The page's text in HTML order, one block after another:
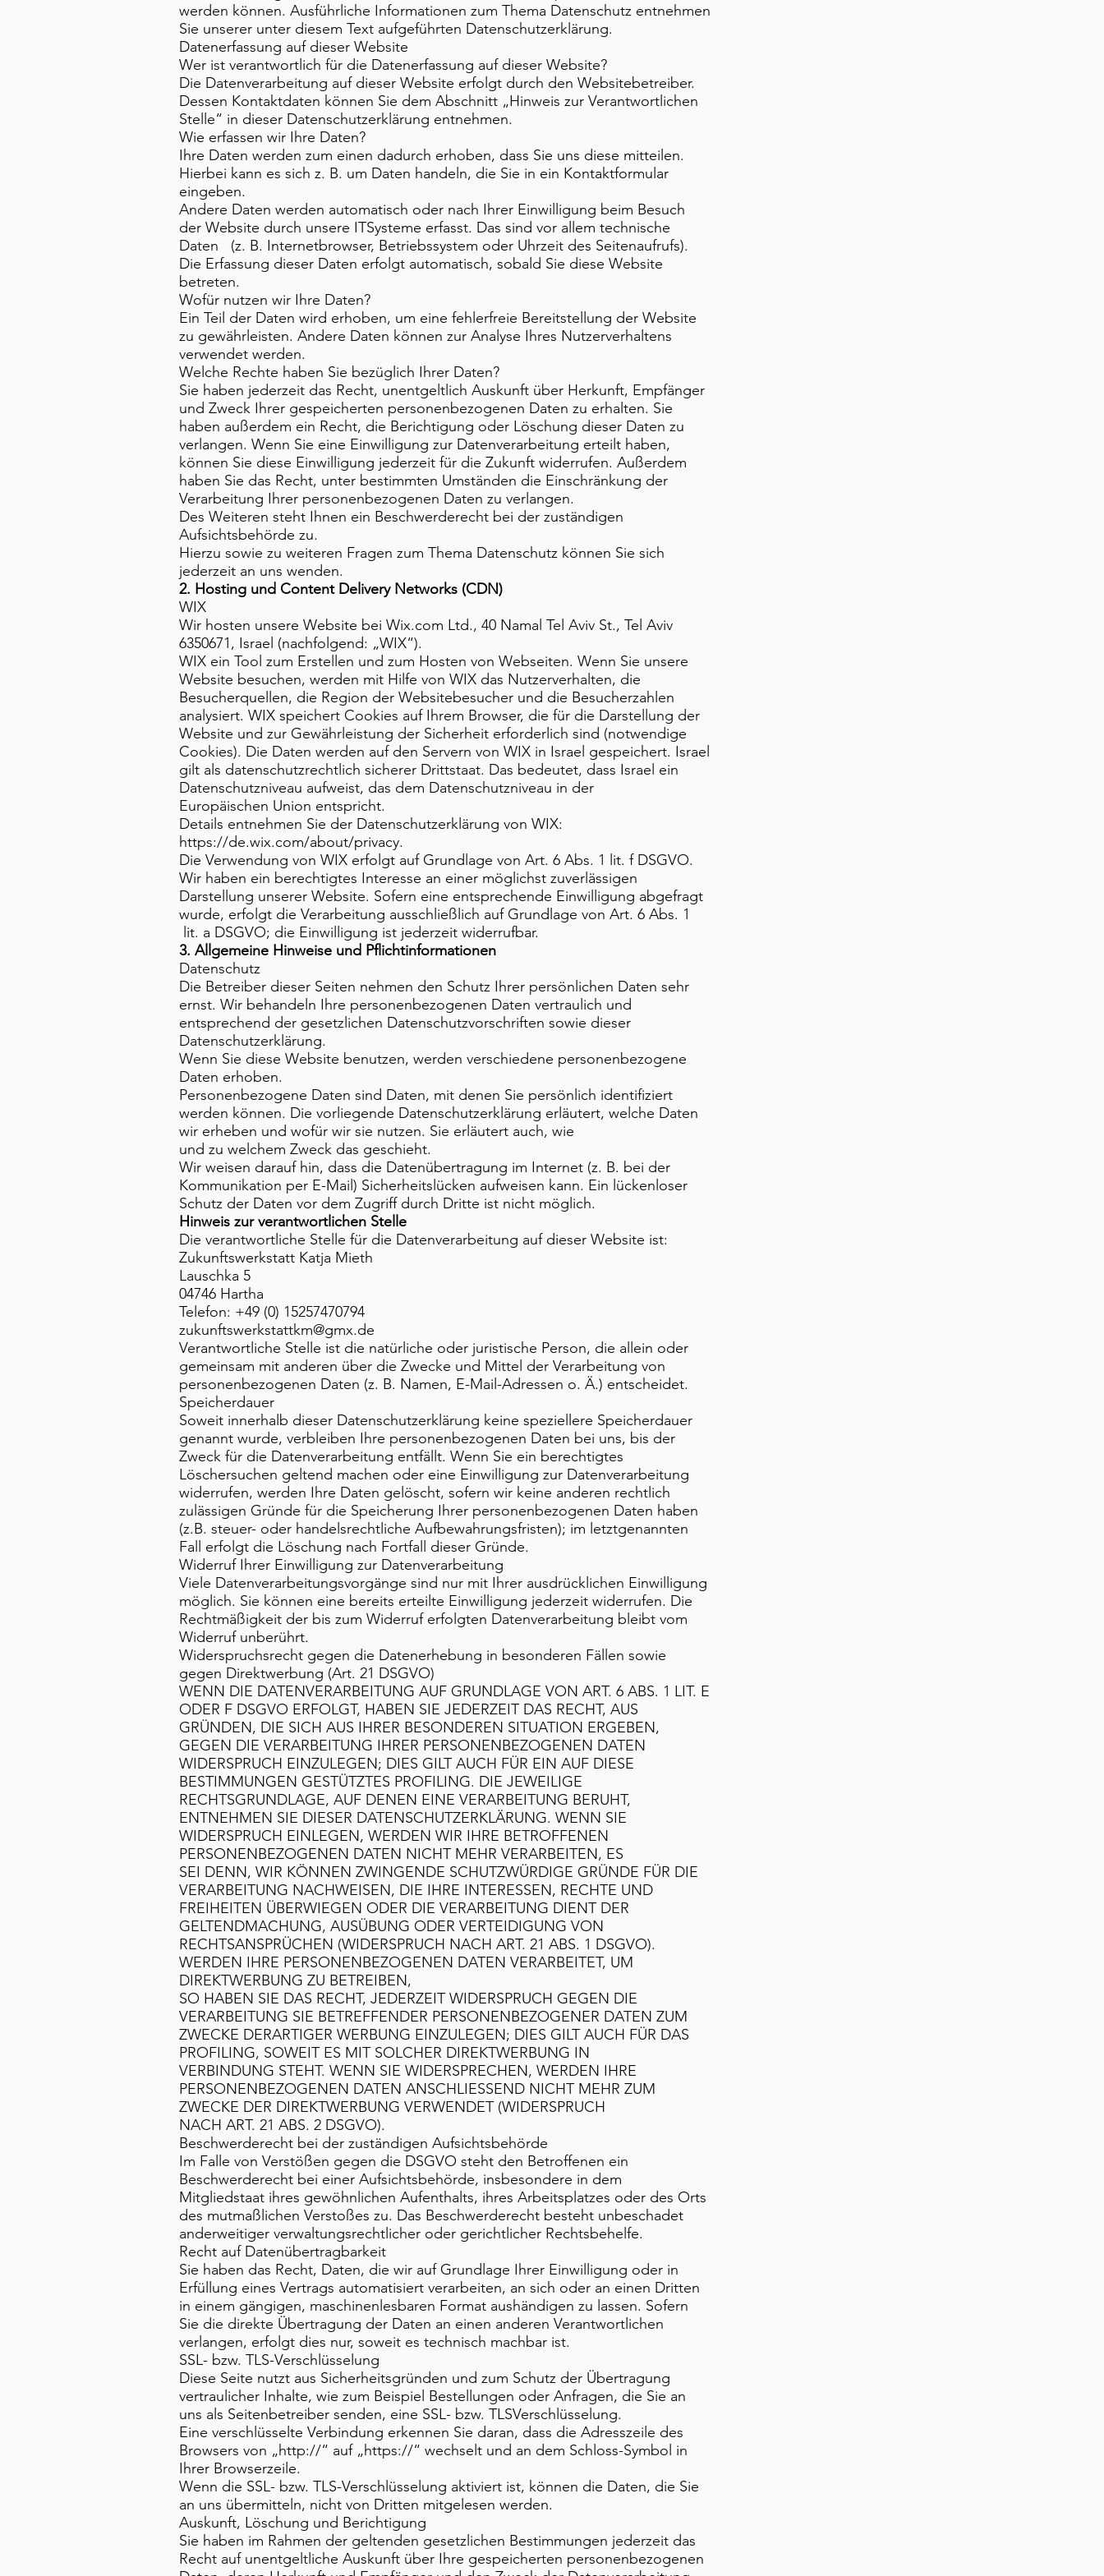
werden können. Ausführliche Informationen zum Thema Datenschutz entnehmen
Sie unserer unter diesem Text aufgeführten Datenschutzerklärung.
Datenerfassung auf dieser Website
Wer ist verantwortlich für die Datenerfassung auf dieser Website?
Die Datenverarbeitung auf dieser Website erfolgt durch den Websitebetreiber.
Dessen Kontaktdaten können Sie dem Abschnitt „Hinweis zur Verantwortlichen
Stelle“ in dieser Datenschutzerklärung entnehmen.
Wie erfassen wir Ihre Daten?
Ihre Daten werden zum einen dadurch erhoben, dass Sie uns diese mitteilen.
Hierbei kann es sich z. B. um Daten handeln, die Sie in ein Kontaktformular
eingeben.
Andere Daten werden automatisch oder nach Ihrer Einwilligung beim Besuch
der Website durch unsere ITSysteme erfasst. Das sind vor allem technische
Daten (z. B. Internetbrowser, Betriebssystem oder Uhrzeit des Seitenaufrufs).
Die Erfassung dieser Daten erfolgt automatisch, sobald Sie diese Website
betreten.
Wofür nutzen wir Ihre Daten?
Ein Teil der Daten wird erhoben, um eine fehlerfreie Bereitstellung der Website
zu gewährleisten. Andere Daten können zur Analyse Ihres Nutzerverhaltens
verwendet werden.
Welche Rechte haben Sie bezüglich Ihrer Daten?
Sie haben jederzeit das Recht, unentgeltlich Auskunft über Herkunft, Empfänger
und Zweck Ihrer gespeicherten personenbezogenen Daten zu erhalten. Sie
haben außerdem ein Recht, die Berichtigung oder Löschung dieser Daten zu
verlangen. Wenn Sie eine Einwilligung zur Datenverarbeitung erteilt haben,
können Sie diese Einwilligung jederzeit für die Zukunft widerrufen. Außerdem
haben Sie das Recht, unter bestimmten Umständen die Einschränkung der
Verarbeitung Ihrer personenbezogenen Daten zu verlangen.
Des Weiteren steht Ihnen ein Beschwerderecht bei der zuständigen
Aufsichtsbehörde zu.
Hierzu sowie zu weiteren Fragen zum Thema Datenschutz können Sie sich
jederzeit an uns wenden.
2. Hosting und Content Delivery Networks (CDN)
WIX
Wir hosten unsere Website bei Wix.com Ltd., 40 Namal Tel Aviv St., Tel Aviv
6350671, Israel (nachfolgend: „WIX“).
WIX ein Tool zum Erstellen und zum Hosten von Webseiten. Wenn Sie unsere
Website besuchen, werden mit Hilfe von WIX das Nutzerverhalten, die
Besucherquellen, die Region der Websitebesucher und die Besucherzahlen
analysiert. WIX speichert Cookies auf Ihrem Browser, die für die Darstellung der
Website und zur Gewährleistung der Sicherheit erforderlich sind (notwendige
Cookies). Die Daten werden auf den Servern von WIX in Israel gespeichert. Israel
gilt als datenschutzrechtlich sicherer Drittstaat. Das bedeutet, dass Israel ein
Datenschutzniveau aufweist, das dem Datenschutzniveau in der
Europäischen Union entspricht.
Details entnehmen Sie der Datenschutzerklärung von WIX:
https://de.wix.com/about/privacy.
Die Verwendung von WIX erfolgt auf Grundlage von Art. 6 Abs. 1 lit. f DSGVO.
Wir haben ein berechtigtes Interesse an einer möglichst zuverlässigen
Darstellung unserer Website. Sofern eine entsprechende Einwilligung abgefragt
wurde, erfolgt die Verarbeitung ausschließlich auf Grundlage von Art. 6 Abs. 1
lit. a DSGVO; die Einwilligung ist jederzeit widerrufbar.
3. Allgemeine Hinweise und Pflichtinformationen
Datenschutz
Die Betreiber dieser Seiten nehmen den Schutz Ihrer persönlichen Daten sehr
ernst. Wir behandeln Ihre personenbezogenen Daten vertraulich und
entsprechend der gesetzlichen Datenschutzvorschriften sowie dieser
Datenschutzerklärung.
Wenn Sie diese Website benutzen, werden verschiedene personenbezogene
Daten erhoben.
Personenbezogene Daten sind Daten, mit denen Sie persönlich identifiziert
werden können. Die vorliegende Datenschutzerklärung erläutert, welche Daten
wir erheben und wofür wir sie nutzen. Sie erläutert auch, wie
und zu welchem Zweck das geschieht.
Wir weisen darauf hin, dass die Datenübertragung im Internet (z. B. bei der
Kommunikation per E-Mail) Sicherheitslücken aufweisen kann. Ein lückenloser
Schutz der Daten vor dem Zugriff durch Dritte ist nicht möglich.
Hinweis zur verantwortlichen Stelle
Die verantwortliche Stelle für die Datenverarbeitung auf dieser Website ist:
Zukunftswerkstatt Katja Mieth
Lauschka 5
04746 Hartha
Telefon: +49 (0) 15257470794
zukunftswerkstattkm@gmx.de
Verantwortliche Stelle ist die natürliche oder juristische Person, die allein oder
gemeinsam mit anderen über die Zwecke und Mittel der Verarbeitung von
personenbezogenen Daten (z. B. Namen, E-Mail-Adressen o. Ä.) entscheidet.
Speicherdauer
Soweit innerhalb dieser Datenschutzerklärung keine speziellere Speicherdauer
genannt wurde, verbleiben Ihre personenbezogenen Daten bei uns, bis der
Zweck für die Datenverarbeitung entfällt. Wenn Sie ein berechtigtes
Löschersuchen geltend machen oder eine Einwilligung zur Datenverarbeitung
widerrufen, werden Ihre Daten gelöscht, sofern wir keine anderen rechtlich
zulässigen Gründe für die Speicherung Ihrer personenbezogenen Daten haben
(z.B. steuer- oder handelsrechtliche Aufbewahrungsfristen); im letztgenannten
Fall erfolgt die Löschung nach Fortfall dieser Gründe.
Widerruf Ihrer Einwilligung zur Datenverarbeitung
Viele Datenverarbeitungsvorgänge sind nur mit Ihrer ausdrücklichen Einwilligung
möglich. Sie können eine bereits erteilte Einwilligung jederzeit widerrufen. Die
Rechtmäßigkeit der bis zum Widerruf erfolgten Datenverarbeitung bleibt vom
Widerruf unberührt.
Widerspruchsrecht gegen die Datenerhebung in besonderen Fällen sowie
gegen Direktwerbung (Art. 21 DSGVO)
WENN DIE DATENVERARBEITUNG AUF GRUNDLAGE VON ART. 6 ABS. 1 LIT. E
ODER F DSGVO ERFOLGT, HABEN SIE JEDERZEIT DAS RECHT, AUS
GRÜNDEN, DIE SICH AUS IHRER BESONDEREN SITUATION ERGEBEN,
GEGEN DIE VERARBEITUNG IHRER PERSONENBEZOGENEN DATEN
WIDERSPRUCH EINZULEGEN; DIES GILT AUCH FÜR EIN AUF DIESE
BESTIMMUNGEN GESTÜTZTES PROFILING. DIE JEWEILIGE
RECHTSGRUNDLAGE, AUF DENEN EINE VERARBEITUNG BERUHT,
ENTNEHMEN SIE DIESER DATENSCHUTZERKLÄRUNG. WENN SIE
WIDERSPRUCH EINLEGEN, WERDEN WIR IHRE BETROFFENEN
PERSONENBEZOGENEN DATEN NICHT MEHR VERARBEITEN, ES
SEI DENN, WIR KÖNNEN ZWINGENDE SCHUTZWÜRDIGE GRÜNDE FÜR DIE
VERARBEITUNG NACHWEISEN, DIE IHRE INTERESSEN, RECHTE UND
FREIHEITEN ÜBERWIEGEN ODER DIE VERARBEITUNG DIENT DER
GELTENDMACHUNG, AUSÜBUNG ODER VERTEIDIGUNG VON
RECHTSANSPRÜCHEN (WIDERSPRUCH NACH ART. 21 ABS. 1 DSGVO).
WERDEN IHRE PERSONENBEZOGENEN DATEN VERARBEITET, UM
DIREKTWERBUNG ZU BETREIBEN,
SO HABEN SIE DAS RECHT, JEDERZEIT WIDERSPRUCH GEGEN DIE
VERARBEITUNG SIE BETREFFENDER PERSONENBEZOGENER DATEN ZUM
ZWECKE DERARTIGER WERBUNG EINZULEGEN; DIES GILT AUCH FÜR DAS
PROFILING, SOWEIT ES MIT SOLCHER DIREKTWERBUNG IN
VERBINDUNG STEHT. WENN SIE WIDERSPRECHEN, WERDEN IHRE
PERSONENBEZOGENEN DATEN ANSCHLIESSEND NICHT MEHR ZUM
ZWECKE DER DIREKTWERBUNG VERWENDET (WIDERSPRUCH
NACH ART. 21 ABS. 2 DSGVO).
Beschwerderecht bei der zuständigen Aufsichtsbehörde
Im Falle von Verstößen gegen die DSGVO steht den Betroffenen ein
Beschwerderecht bei einer Aufsichtsbehörde, insbesondere in dem
Mitgliedstaat ihres gewöhnlichen Aufenthalts, ihres Arbeitsplatzes oder des Orts
des mutmaßlichen Verstoßes zu. Das Beschwerderecht besteht unbeschadet
anderweitiger verwaltungsrechtlicher oder gerichtlicher Rechtsbehelfe.
Recht auf Datenübertragbarkeit
Sie haben das Recht, Daten, die wir auf Grundlage Ihrer Einwilligung oder in
Erfüllung eines Vertrags automatisiert verarbeiten, an sich oder an einen Dritten
in einem gängigen, maschinenlesbaren Format aushändigen zu lassen. Sofern
Sie die direkte Übertragung der Daten an einen anderen Verantwortlichen
verlangen, erfolgt dies nur, soweit es technisch machbar ist.
SSL- bzw. TLS-Verschlüsselung
Diese Seite nutzt aus Sicherheitsgründen und zum Schutz der Übertragung
vertraulicher Inhalte, wie zum Beispiel Bestellungen oder Anfragen, die Sie an
uns als Seitenbetreiber senden, eine SSL- bzw. TLSVerschlüsselung.
Eine verschlüsselte Verbindung erkennen Sie daran, dass die Adresszeile des
Browsers von „http://“ auf „https://“ wechselt und an dem Schloss-Symbol in
Ihrer Browserzeile.
Wenn die SSL- bzw. TLS-Verschlüsselung aktiviert ist, können die Daten, die Sie
an uns übermitteln, nicht von Dritten mitgelesen werden.
Auskunft, Löschung und Berichtigung
Sie haben im Rahmen der geltenden gesetzlichen Bestimmungen jederzeit das
Recht auf unentgeltliche Auskunft über Ihre gespeicherten personenbezogenen